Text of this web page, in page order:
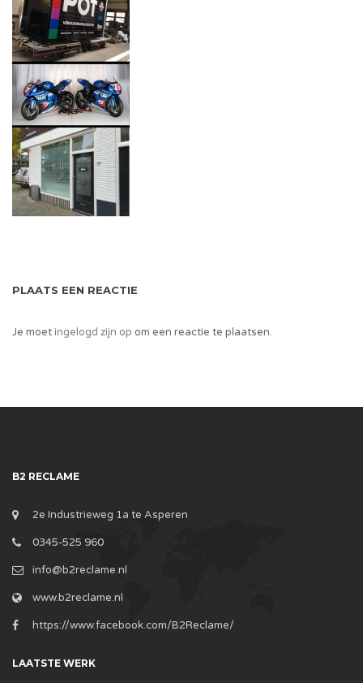
PLAATS EEN REACTIE
Je moetingelogd zijn op om een reactie te plaatsen.
B2 RECLAME
2e Industrieweg 1a te Asperen
0345-525 960
info@b2reclame.nl
www.b2reclame.nl
https://www.facebook.com/B2Reclame/
LAATSTE WERK